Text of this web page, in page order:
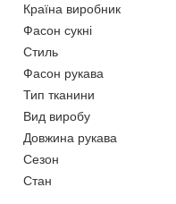
Країна виробник
Фасон сукні
Стиль
Фасон рукава
Тип тканини
Вид виробу
Довжина рукава
Сезон
Стан